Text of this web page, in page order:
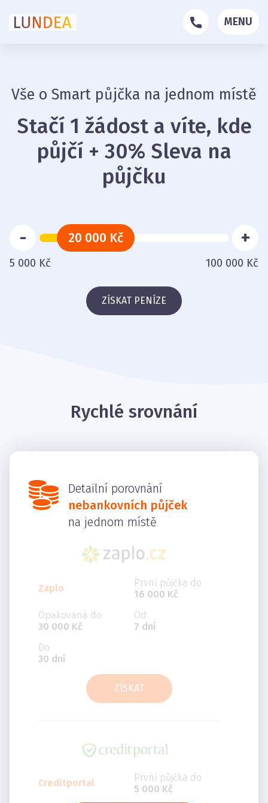
MENU
Vše o Smart půjčka na jednom místě
Stačí 1 žádost a víte, kde
půjčí + 30% Sleva na
půjčku
20 000 Kč
- +
5 000 Kč 100 000 Kč
ZÍSKAT PENÍZE
Rychlé srovnání
Detailní porovnání
nebankovních půjček
na jednom místě
Zaplo
První půjčka do
16 000 Kč
Opakovaná do
30 000 Kč
Od
7 dní
Do
30 dní
ZÍSKAT
Creditportal
První půjčka do
5 000 Kč